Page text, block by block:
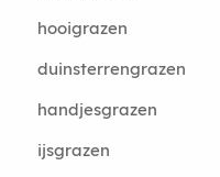
hooigrazen
duinsterrengrazen
handjesgrazen
ijsgrazen